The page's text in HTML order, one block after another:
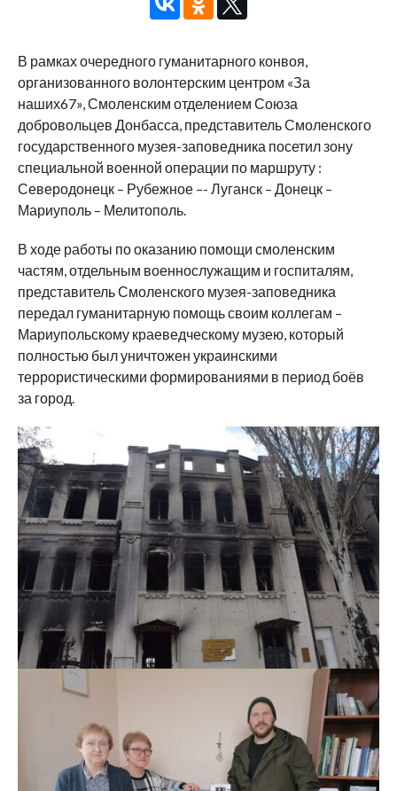
В рамках очередного гуманитарного конвоя,
организованного волонтерским центром «За
наших67», Смоленским отделением Союза
добровольцев Донбасса, представитель Смоленского
государственного музея-заповедника посетил зону
специальной военной операции по маршруту :
Северодонецк – Рубежное –- Луганск – Донецк –
Мариуполь – Мелитополь.
В ходе работы по оказанию помощи смоленским
частям, отдельным военнослужащим и госпиталям,
представитель Смоленского музея-заповедника
передал гуманитарную помощь своим коллегам –
Мариупольскому краеведческому музею, который
полностью был уничтожен украинскими
террористическими формированиями в период боёв
за город.